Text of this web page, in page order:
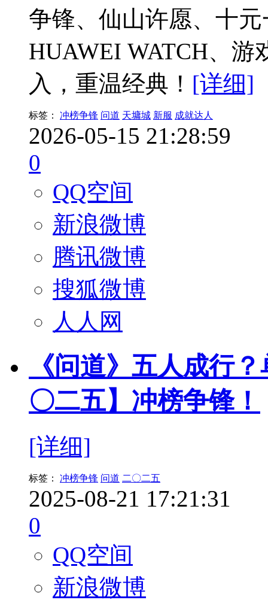
争锋、仙山许愿、十
HUAWEI WATCH、
入，重温经典！ [详细]
标签： 冲榜争锋 问道 天墉城 新服 成就达人
2026-05-15 21:28:59
0
QQ空间
新浪微博
腾讯微博
搜狐微博
人人网
《问道》五人成行
〇二五】冲榜争锋！
[详细]
标签： 冲榜争锋 问道 二〇二五
2025-08-21 17:21:31
0
QQ空间
新浪微博